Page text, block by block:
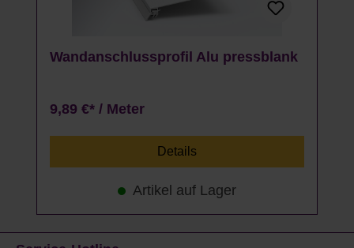
Wandanschlussprofil Alu pressblank
9,89 €* / Meter
Details
Artikel auf Lager